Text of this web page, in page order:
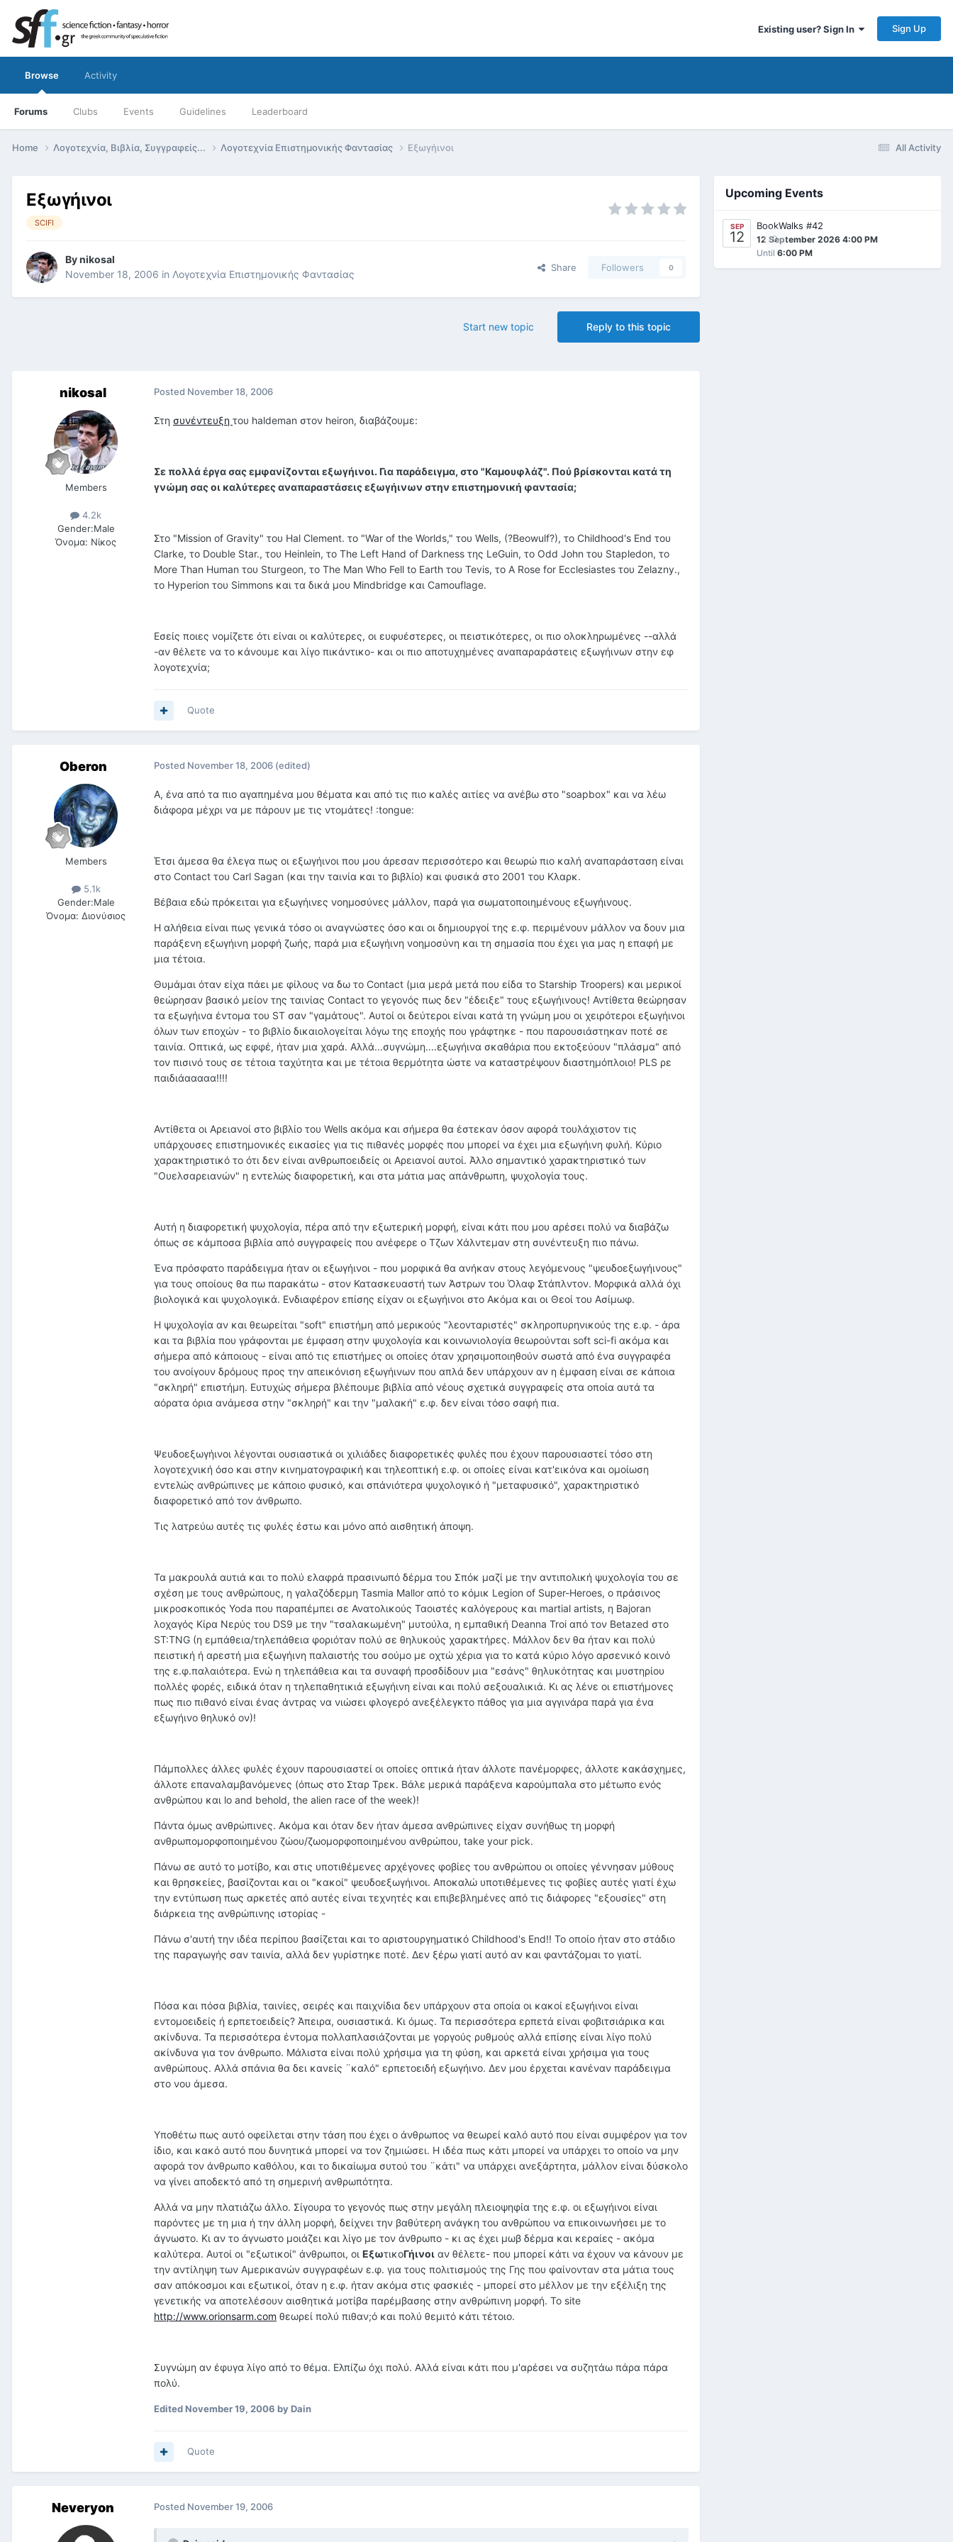
Existing user? Sign In Sign Up
Browse
Forums Clubs Events Guidelines Leaderboard
Activity
All Activity
Home Λογοτεχνία, Βιβλία, Συγγραφείς... Λογοτεχνία Επιστημονικής Φαντασίας Εξωγήινοι
Εξωγήινοι
SCIFI
Bynikosal
November 18, 2006 in Λογοτεχνία Επιστημονικής Φαντασίας
Share Followers 0
Reply to this topic
Start new topic
nikosal
Members
4.2k
Gender:Male
Όνομα: Νίκος
Posted November 18, 2006
Στη συνέντευξη του haldeman στον heiron, διαβάζουμε:
Σε πολλά έργα σας εμφανίζονται εξωγήινοι. Για παράδειγμα, στο "Καμουφλάζ". Πού βρίσκονται κατά τη
γνώμη σας οι καλύτερες αναπαραστάσεις εξωγήινων στην επιστημονική φαντασία;
Στο "Mission of Gravity" του Hal Clement. το "War of the Worlds," του Wells, (?Beowulf?), το Childhood's End του
Clarke, το Double Star., του Heinlein, το The Left Hand of Darkness της LeGuin, το Odd John του Stapledon, το
More Than Human του Sturgeon, το Τhe Man Who Fell to Earth του Tevis, το A Rose for Ecclesiastes του Zelazny.,
το Ηyperion του Simmons και τα δικά μου Mindbridge και Camouflage.
Εσείς ποιες νομίζετε ότι είναι οι καλύτερες, οι ευφυέστερες, οι πειστικότερες, οι πιο ολοκληρωμένες --αλλά
-αν θέλετε να το κάνουμε και λίγο πικάντικο- και οι πιο αποτυχημένες αναπαραράστεις εξωγήινων στην εφ
λογοτεχνία;
Quote
Oberon
Members
5.1k
Gender:Male
Όνομα: Διονύσιος
Posted November 18, 2006 (edited)
Α, ένα από τα πιο αγαπημένα μου θέματα και από τις πιο καλές αιτίες να ανέβω στο "soapbox" και να λέω
διάφορα μέχρι να με πάρουν με τις ντομάτες! :tongue:
Έτσι άμεσα θα έλεγα πως οι εξωγήινοι που μου άρεσαν περισσότερο και θεωρώ πιο καλή αναπαράσταση είναι
στο Contact του Carl Sagan (και την ταινία και το βιβλίο) και φυσικά στο 2001 του Κλαρκ.
Βέβαια εδώ πρόκειται για εξωγήινες νοημοσύνες μάλλον, παρά για σωματοποιημένους εξωγήινους.
Η αλήθεια είναι πως γενικά τόσο οι αναγνώστες όσο και οι δημιουργοί της ε.φ. περιμένουν μάλλον να δουν μια
παράξενη εξωγήινη μορφή ζωής, παρά μια εξωγήινη νοημοσύνη και τη σημασία που έχει για μας η επαφή με
μια τέτοια.
Θυμάμαι όταν είχα πάει με φίλους να δω το Contact (μια μερά μετά που είδα το Starship Troopers) και μερικοί
θεώρησαν βασικό μείον της ταινίας Contact το γεγονός πως δεν "έδειξε" τους εξωγήινους! Αντίθετα θεώρησαν
τα εξωγήινα έντομα του ST σαν "γαμάτους". Αυτοί οι δεύτεροι είναι κατά τη γνώμη μου οι χειρότεροι εξωγήινοι
όλων των εποχών - το βιβλίο δικαιολογείται λόγω της εποχής που γράφτηκε - που παρουσιάστηκαν ποτέ σε
ταινία. Οπτικά, ως εφφέ, ήταν μια χαρά. Αλλά...συγνώμη....εξωγήινα σκαθάρια που εκτοξεύουν "πλάσμα" από
τον πισινό τους σε τέτοια ταχύτητα και με τέτοια θερμότητα ώστε να καταστρέψουν διαστημόπλοιο! PLS ρε
παιδιάααααα!!!!
Αντίθετα οι Αρειανοί στο βιβλίο του Wells ακόμα και σήμερα θα έστεκαν όσον αφορά τουλάχιστον τις
υπάρχουσες επιστημονικές εικασίες για τις πιθανές μορφές που μπορεί να έχει μια εξωγήινη φυλή. Κύριο
χαρακτηριστικό το ότι δεν είναι ανθρωποειδείς οι Αρειανοί αυτοί. Άλλο σημαντικό χαρακτηριστικό των
"Ουελσαρειανών" η εντελώς διαφορετική, και στα μάτια μας απάνθρωπη, ψυχολογία τους.
Αυτή η διαφορετική ψυχολογία, πέρα από την εξωτερική μορφή, είναι κάτι που μου αρέσει πολύ να διαβάζω
όπως σε κάμποσα βιβλία από συγγραφείς που ανέφερε ο Τζων Χάλντεμαν στη συνέντευξη πιο πάνω.
Ένα πρόσφατο παράδειγμα ήταν οι εξωγήινοι - που μορφικά θα ανήκαν στους λεγόμενους "ψευδοεξωγήινους"
για τους οποίους θα πω παρακάτω - στον Κατασκευαστή των Άστρων του Όλαφ Στάπλντον. Μορφικά αλλά όχι
βιολογικά και ψυχολογικά. Ενδιαφέρον επίσης είχαν οι εξωγήινοι στο Ακόμα και οι Θεοί του Ασίμωφ.
Η ψυχολογία αν και θεωρείται "soft" επιστήμη από μερικούς "λεονταριστές" σκληροπυρηνικούς της ε.φ. - άρα
και τα βιβλία που γράφονται με έμφαση στην ψυχολογία και κοινωνιολογία θεωρούνται soft sci-fi ακόμα και
σήμερα από κάποιους - είναι από τις επιστήμες οι οποίες όταν χρησιμοποιηθούν σωστά από ένα συγγραφέα
του ανοίγουν δρόμους προς την απεικόνιση εξωγήινων που απλά δεν υπάρχουν αν η έμφαση είναι σε κάποια
"σκληρή" επιστήμη. Ευτυχώς σήμερα βλέπουμε βιβλία από νέους σχετικά συγγραφείς στα οποία αυτά τα
αόρατα όρια ανάμεσα στην "σκληρή" και την "μαλακή" ε.φ. δεν είναι τόσο σαφή πια.
Ψευδοεξωγήινοι λέγονται ουσιαστικά οι χιλιάδες διαφορετικές φυλές που έχουν παρουσιαστεί τόσο στη
λογοτεχνική όσο και στην κινηματογραφική και τηλεοπτική ε.φ. οι οποίες είναι κατ'εικόνα και ομοίωση
εντελώς ανθρώπινες με κάποιο φυσικό, και σπάνιότερα ψυχολογικό ή "μεταφυσικό", χαρακτηριστικό
διαφορετικό από τον άνθρωπο.
Τις λατρεύω αυτές τις φυλές έστω και μόνο από αισθητική άποψη.
Τα μακρουλά αυτιά και το πολύ ελαφρά πρασινωπό δέρμα του Σπόκ μαζί με την αντιπολική ψυχολογία του σε
σχέση με τους ανθρώπους, η γαλαζόδερμη Tasmia Mallor από το κόμικ Legion of Super-Heroes, ο πράσινος
μικροσκοπικός Yoda που παραπέμπει σε Ανατολικούς Ταοιστές καλόγερους και martial artists, η Bajoran
λοχαγός Κίρα Νερύς του DS9 με την "τσαλακωμένη" μυτούλα, η εμπαθική Deanna Troi από τον Betazed στο
ST:TNG (η εμπάθεια/τηλεπάθεια φοριόταν πολύ σε θηλυκούς χαρακτήρες. Mάλλον δεν θα ήταν και πολύ
πειστική ή αρεστή μια εξωγήινη παλαιστής του σούμο με οχτώ χέρια για το κατά κύριο λόγο αρσενικό κοινό
της ε.φ.παλαιότερα. Ενώ η τηλεπάθεια και τα συναφή προσδίδουν μια "εσάνς" θηλυκότητας και μυστηρίου
πολλές φορές, ειδικά όταν η τηλεπαθητικιά εξωγήινη είναι και πολύ σεξουαλικιά. Κι ας λένε οι επιστήμονες
πως πιο πιθανό είναι ένας άντρας να νιώσει φλογερό ανεξέλεγκτο πάθος για μια αγγινάρα παρά για ένα
εξωγήινο θηλυκό ον)!
Πάμπολλες άλλες φυλές έχουν παρουσιαστεί οι οποίες οπτικά ήταν άλλοτε πανέμορφες, άλλοτε κακάσχημες,
άλλοτε επαναλαμβανόμενες (όπως στο Σταρ Τρεκ. Βάλε μερικά παράξενα καρούμπαλα στο μέτωπο ενός
ανθρώπου και lo and behold, the alien race of the week)!
Πάντα όμως ανθρώπινες. Ακόμα και όταν δεν ήταν άμεσα ανθρώπινες είχαν συνήθως τη μορφή
ανθρωπομορφοποιημένου ζώου/ζωομορφοποιημένου ανθρώπου, take your pick.
Πάνω σε αυτό το μοτίβο, και στις υποτιθέμενες αρχέγονες φοβίες του ανθρώπου οι οποίες γέννησαν μύθους
και θρησκείες, βασίζονται και οι "κακοί" ψευδοεξωγήινοι. Αποκαλώ υποτιθέμενες τις φοβίες αυτές γιατί έχω
την εντύπωση πως αρκετές από αυτές είναι τεχνητές και επιβεβλημένες από τις διάφορες "εξουσίες" στη
διάρκεια της ανθρώπινης ιστορίας -
Πάνω σ'αυτή την ιδέα περίπου βασίζεται και το αριστουργηματικό Childhood's End!! To οποίο ήταν στο στάδιο
της παραγωγής σαν ταινία, αλλά δεν γυρίστηκε ποτέ. Δεν ξέρω γιατί αυτό αν και φαντάζομαι το γιατί.
Πόσα και πόσα βιβλία, ταινίες, σειρές και παιχνίδια δεν υπάρχουν στα οποία οι κακοί εξωγήινοι είναι
εντομοειδείς ή ερπετοειδείς? Άπειρα, ουσιαστικά. Κι όμως. Τα περισσότερα ερπετά είναι φοβιτσιάρικα και
ακίνδυνα. Τα περισσότερα έντομα πολλαπλασιάζονται με γοργούς ρυθμούς αλλά επίσης είναι λίγο πολύ
ακίνδυνα για τον άνθρωπο. Μάλιστα είναι πολύ χρήσιμα για τη φύση, και αρκετά είναι χρήσιμα για τους
ανθρώπους. Αλλά σπάνια θα δει κανείς ¨καλό" ερπετοειδή εξωγήινο. Δεν μου έρχεται κανέναν παράδειγμα
στο νου άμεσα.
Υποθέτω πως αυτό οφείλεται στην τάση που έχει ο άνθρωπος να θεωρεί καλό αυτό που είναι συμφέρον για τον
ίδιο, και κακό αυτό που δυνητικά μπορεί να τον ζημιώσει. Η ιδέα πως κάτι μπορεί να υπάρχει το οποίο να μην
αφορά τον άνθρωπο καθόλου, και το δικαίωμα συτού του ¨κάτι" να υπάρχει ανεξάρτητα, μάλλον είναι δύσκολο
να γίνει αποδεκτό από τη σημερινή ανθρωπότητα.
Αλλά να μην πλατιάζω άλλο. Σίγουρα το γεγονός πως στην μεγάλη πλειοψηφία της ε.φ. οι εξωγήινοι είναι
παρόντες με τη μια ή την άλλη μορφή, δείχνει την βαθύτερη ανάγκη του ανθρώπου να επικοινωνήσει με το
άγνωστο. Κι αν το άγνωστο μοιάζει και λίγο με τον άνθρωπο - κι ας έχει μωβ δέρμα και κεραίες - ακόμα
καλύτερα. Αυτοί οι "εξωτικοί" άνθρωποι, οι ΕξωτικοΓήινοι αν θέλετε- που μπορεί κάτι να έχουν να κάνουν με
την αντίληψη των Αμερικανών συγγραφέων ε.φ. για τους πολιτισμούς της Γης που φαίνονταν στα μάτια τους
σαν απόκοσμοι και εξωτικοί, όταν η ε.φ. ήταν ακόμα στις φασκιές - μπορεί στο μέλλον με την εξέλιξη της
γενετικής να αποτελέσουν αισθητικά μοτίβα παρέμβασης στην ανθρώπινη μορφή. Το site
http://www.orionsarm.com θεωρεί πολύ πιθαν;ό και πολύ θεμιτό κάτι τέτοιο.
Συγνώμη αν έφυγα λίγο από το θέμα. Ελπίζω όχι πολύ. Αλλά είναι κάτι που μ'αρέσει να συζητάω πάρα πάρα
πολύ.
EditedNovember 19, 2006 by Dain
Quote
Neveryon Posted November 19, 2006
Upcoming Events
SEP
12 0
BookWalks #42
12 September 2026 4:00 PM
Until 6:00 PM